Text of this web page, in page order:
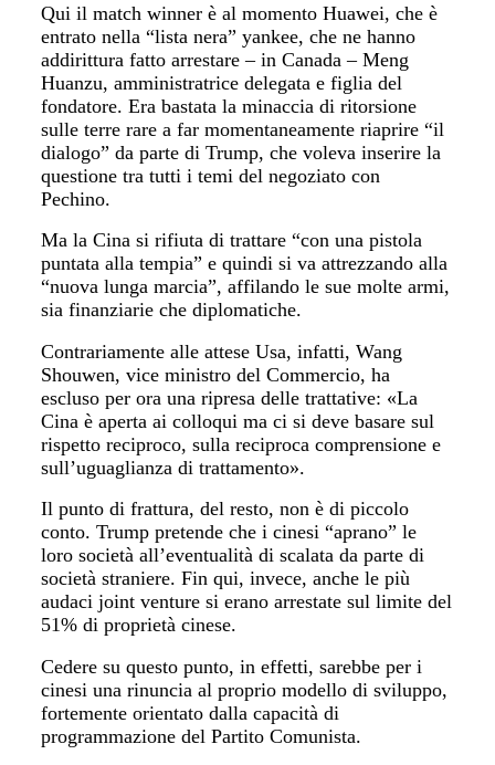
Qui il match winner è al momento Huawei, che è
entrato nella “lista nera” yankee, che ne hanno
addirittura fatto arrestare – in Canada – Meng
Huanzu, amministratrice delegata e figlia del
fondatore. Era bastata la minaccia di ritorsione
sulle terre rare a far momentaneamente riaprire “il
dialogo” da parte di Trump, che voleva inserire la
questione tra tutti i temi del negoziato con
Pechino.
Ma la Cina si rifiuta di trattare “con una pistola
puntata alla tempia” e quindi si va attrezzando alla
“nuova lunga marcia”, affilando le sue molte armi,
sia finanziarie che diplomatiche.
Contrariamente alle attese Usa, infatti, Wang
Shouwen, vice ministro del Commercio, ha
escluso per ora una ripresa delle trattative: «La
Cina è aperta ai colloqui ma ci si deve basare sul
rispetto reciproco, sulla reciproca comprensione e
sull’uguaglianza di trattamento».
Il punto di frattura, del resto, non è di piccolo
conto. Trump pretende che i cinesi “aprano” le
loro società all’eventualità di scalata da parte di
società straniere. Fin qui, invece, anche le più
audaci joint venture si erano arrestate sul limite del
51% di proprietà cinese.
Cedere su questo punto, in effetti, sarebbe per i
cinesi una rinuncia al proprio modello di sviluppo,
fortemente orientato dalla capacità di
programmazione del Partito Comunista.